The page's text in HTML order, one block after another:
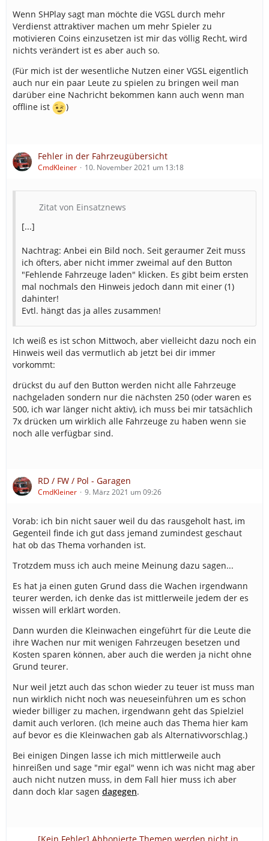
Wenn SHPlay sagt man möchte die VGSL durch mehr
Verdienst attraktiver machen um mehr Spieler zu
motivieren Coins einzusetzen ist mir das völlig Recht, wird
nichts verändert ist es aber auch so.
(Für mich ist der wesentliche Nutzen einer VGSL eigentlich
auch nur ein paar Leute zu spielen zu bringen weil man
darüber eine Nachricht bekommen kann auch wenn man
offline ist
)
Fehler in der Fahrzeugübersicht
CmdKleiner 10. November 2021 um 13:18
Zitat von Einsatznews
[...]
Nachtrag: Anbei ein Bild noch. Seit geraumer Zeit muss
ich öfters, aber nicht immer zweimal auf den Button
"Fehlende Fahrzeuge laden" klicken. Es gibt beim ersten
mal nochmals den Hinweis jedoch dann mit einer (1)
dahinter!
Evtl. hängt das ja alles zusammen!
Ich weiß es ist schon Mittwoch, aber vielleicht dazu noch ein
Hinweis weil das vermutlich ab jetzt bei dir immer
vorkommt:
drückst du auf den Button werden nicht alle Fahrzeuge
nachgeladen sondern nur die nächsten 250 (oder waren es
500, ich war länger nicht aktiv), ich muss bei mir tatsächlich
7x drücken um wirklich alle Fahrzeuge zu haben wenn sie
noch alle verfügbar sind.
RD / FW / Pol - Garagen
CmdKleiner 9. März 2021 um 09:26
Vorab: ich bin nicht sauer weil du das rausgeholt hast, im
Gegenteil finde ich gut dass jemand zumindest geschaut
hat ob das Thema vorhanden ist.
Trotzdem muss ich auch meine Meinung dazu sagen...
Es hat ja einen guten Grund dass die Wachen irgendwann
teurer werden, ich denke das ist mittlerweile jedem der es
wissen will erklärt worden.
Dann wurden die Kleinwachen eingeführt für die Leute die
ihre Wachen nur mit wenigen Fahrzeugen besetzen und
Kosten sparen können, aber auch die werden ja nicht ohne
Grund teurer.
Nur weil jetzt auch das schon wieder zu teuer ist muss man
nun wirklich nicht noch was neueseinführen um es schon
wieder billiger zu machen, irgendwann geht das Spielziel
damit auch verloren. (Ich meine auch das Thema hier kam
auf bevor es die Kleinwachen gab als Alternativvorschlag.)
Bei einigen Dingen lasse ich mich mittlerweile auch
hinreißen und sage "mir egal" wenn ich was nicht mag aber
auch nicht nutzen muss, in dem Fall hier muss ich aber
dann doch klar sagen dagegen.